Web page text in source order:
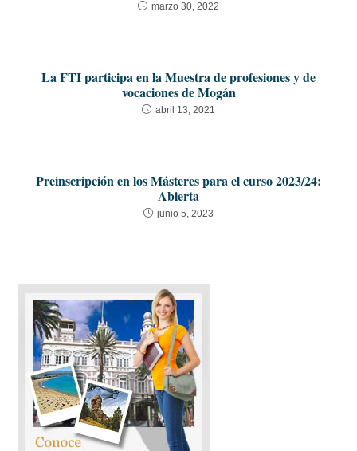
marzo 30, 2022
La FTI participa en la Muestra de profesiones y de
vocaciones de Mogán
abril 13, 2021
Preinscripción en los Másteres para el curso 2023/24:
Abierta
junio 5, 2023